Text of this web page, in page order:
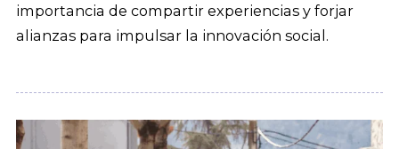
importancia de compartir experiencias y forjar
alianzas para impulsar la innovación social.